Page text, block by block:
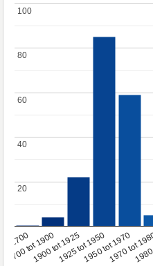
1700
1700 tot 1900
1900 tot 19251925 tot 19501950 tot 1970
1970 tot
20
20
40
40
60
60
80
80
100
100